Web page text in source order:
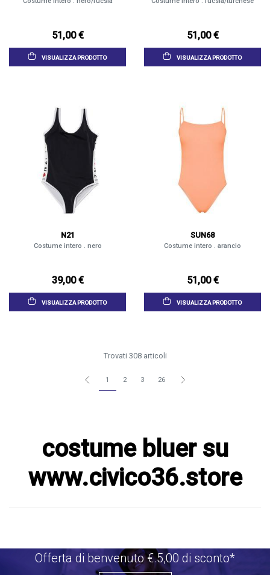
51,00 €
VISUALIZZA PRODOTTO
51,00 €
VISUALIZZA PRODOTTO
N21
Costume intero . nero
39,00 €
VISUALIZZA PRODOTTO
SUN68
Costume intero . arancio
51,00 €
VISUALIZZA PRODOTTO
Trovati 308 articoli
1 2 3 26
costume bluer su
www.civico36.store
Offerta di benvenuto €.5,00 di sconto*